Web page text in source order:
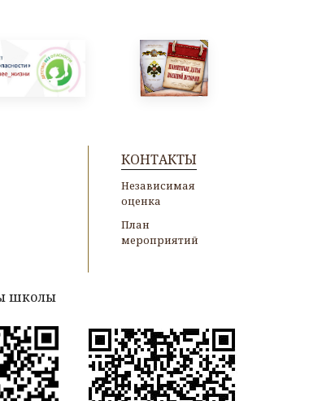
школы
КОНТАКТЫ
Независимая
оценка
План
мероприятий